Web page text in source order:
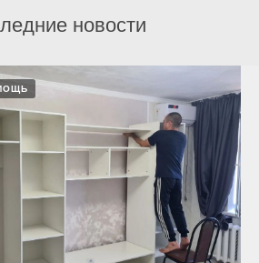
новости